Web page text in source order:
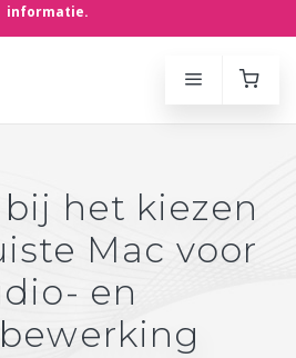
informatie.
het kiezen
Mac voor
en